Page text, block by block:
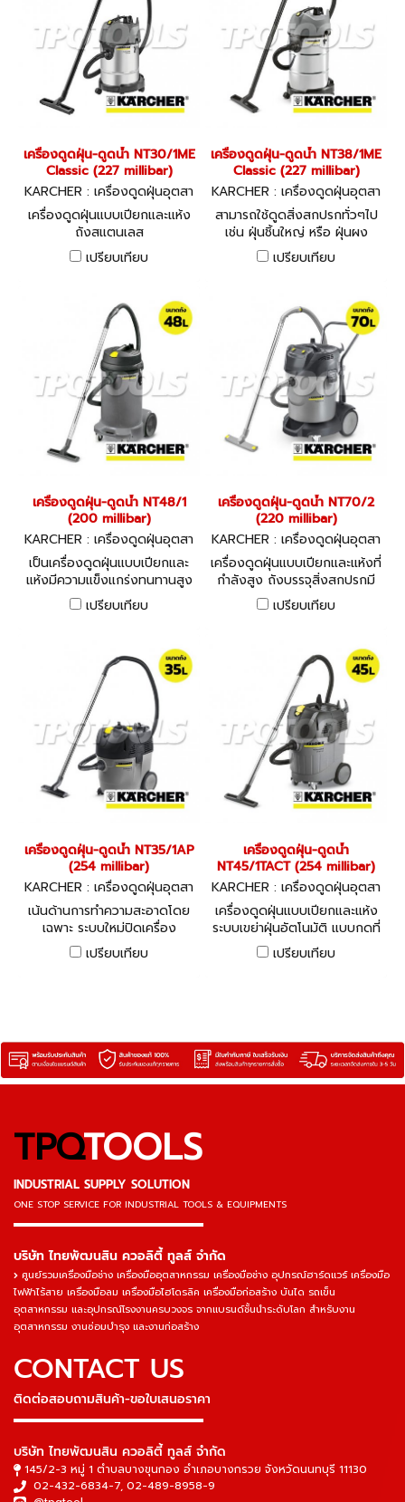
เครื่องดูดฝุ่น-ดูดน้ำ NT30/1ME
Classic (227 millibar)
KARCHER : เครื่องดูดฝุ่นอุตสา
หกรรม NT30/1ME Classic
เครื่องดูดฝุ่นแบบเปียกและแห้ง
ถังสแตนเลส
เปรียบเทียบ
เครื่องดูดฝุ่น-ดูดน้ำ NT38/1ME
Classic (227 millibar)
KARCHER : เครื่องดูดฝุ่นอุตสา
หกรรม NT38/1ME Classic
สามารถใช้ดูดสิ่งสกปรกทั่วๆไป
เช่น ฝุ่นชิ้นใหญ่ หรือ ฝุ่นผง
ละเอียดทั้งแห้ง หรือ เปียก
(หมาดๆ)
เปรียบเทียบ
เครื่องดูดฝุ่น-ดูดน้ำ NT48/1
(200 millibar)
KARCHER : เครื่องดูดฝุ่นอุตสา
หกรรม NT48/1
เป็นเครื่องดูดฝุ่นแบบเปียกและ
แห้งมีความแข็งแกร่งทนทานสูง
มีฟังก์ชั่นการใช้งานหลากหลาย
และให้กำลังสูง
เปรียบเทียบ
เครื่องดูดฝุ่น-ดูดน้ำ NT70/2
(220 millibar)
KARCHER : เครื่องดูดฝุ่นอุตสา
หกรรม NT70/2
เครื่องดูดฝุ่นแบบเปียกและแห้งที่
กำลังสูง ถังบรรจุสิ่งสกปรกมี
ความจุ 70 ลิตร และมีมอเตอร์
ถึง 3 ชุด
เปรียบเทียบ
เครื่องดูดฝุ่น-ดูดน้ำ NT35/1AP
(254 millibar)
KARCHER : เครื่องดูดฝุ่นอุตสา
หกรรม NT35/1AP
เน้นด้านการทำความสะอาดโดย
เฉพาะ ระบบใหม่ปิดเครื่อง
อัตโนมัติเมื่อกรณีที่ถังดูดฝุ่น
เต็ม
เปรียบเทียบ
เครื่องดูดฝุ่น-ดูดน้ำ
NT45/1TACT (254 millibar)
KARCHER : เครื่องดูดฝุ่นอุตสา
หกรรม NT45/1TACT
เครื่องดูดฝุ่นแบบเปียกและแห้ง
ระบบเขย่าฝุ่นอัตโนมัติ แบบกดที่
หัวเครื่อง
เปรียบเทียบ
TPQTOOLS
INDUSTRIAL SUPPLY SOLUTION
ONE STOP SERVICE FOR INDUSTRIAL TOOLS & EQUIPMENTS
▬▬▬▬▬▬▬▬▬▬▬▬▬▬▬
บริษัท ไทยพัฒนสิน ควอลิตี้ ทูลส์ จำกัด
ศูนย์รวมเครื่องมือช่าง เครื่องมืออุตสาหกรรม เครื่องมือช่าง อุปกรณ์ฮาร์ดแวร์ เครื่องมือ
ไฟฟ้าไร้สาย เครื่องมือลม เครื่องมือไฮโดรลิค เครื่องมือก่อสร้าง บันได รถเข็น
อุตสาหกรรม และอุปกรณ์โรงงานครบวงจร จากแบรนด์ชั้นนำระดับโลก สำหรับงาน
อุตสาหกรรม งานซ่อมบำรุง และงานก่อสร้าง
CONTACT US
ติดต่อสอบถามสินค้า-ขอใบเสนอราคา
▬▬▬▬▬▬▬▬▬▬▬▬▬▬▬
บริษัท ไทยพัฒนสิน ควอลิตี้ ทูลส์ จำกัด
145/2-3 หมู่ 1 ตำบลบางขุนกอง อำเภอบางกรวย จังหวัดนนทบุรี 11130
02-432-6834-7, 02-489-8958-9